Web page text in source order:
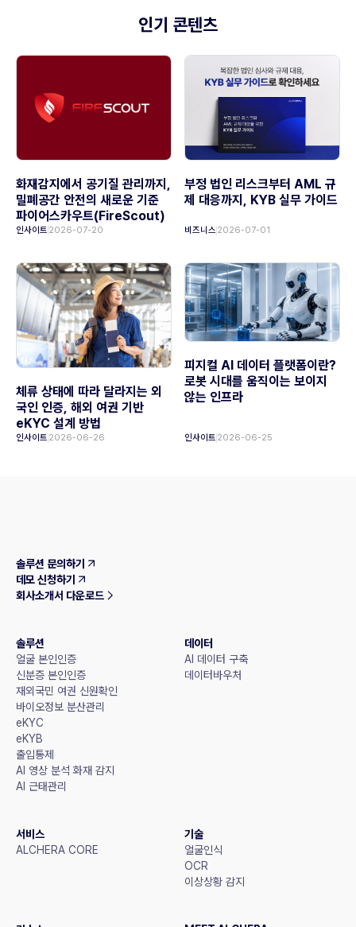
인기 콘텐츠
화재감지에서 공기질 관리까지,
밀폐공간 안전의 새로운 기준
파이어스카우트(FireScout)
인사이트 2026-07-20
부정 법인 리스크부터 AML 규
제 대응까지, KYB 실무 가이드
비즈니스 2026-07-01
체류 상태에 따라 달라지는 외
국인 인증, 해외 여권 기반
eKYC 설계 방법
인사이트 2026-06-26
피지컬 AI 데이터 플랫폼이란?
로봇 시대를 움직이는 보이지
않는 인프라
인사이트 2026-06-25
솔루션 문의하기
데모 신청하기
회사소개서 다운로드
솔루션
얼굴 본인인증
신분증 본인인증
재외국민 여권 신원확인
바이오정보 분산관리
eKYC
eKYB
출입통제
AI 영상 분석 화재 감지
AI 근태관리
데이터
AI 데이터 구축
데이터바우처
서비스
ALCHERA CORE
기술
얼굴인식
OCR
이상상황 감지